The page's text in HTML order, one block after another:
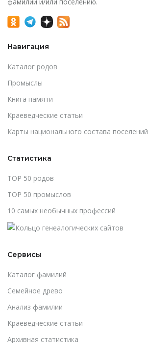
Навигация
Каталог родов
Промыслы
Книга памяти
Краеведческие статьи
Карты национального состава поселений
Статистика
TOP 50 родов
TOP 50 промыслов
10 самых необычных профессий
Сервисы
Каталог фамилий
Cемейное древо
Анализ фамилии
Краеведческие статьи
Архивная статистика